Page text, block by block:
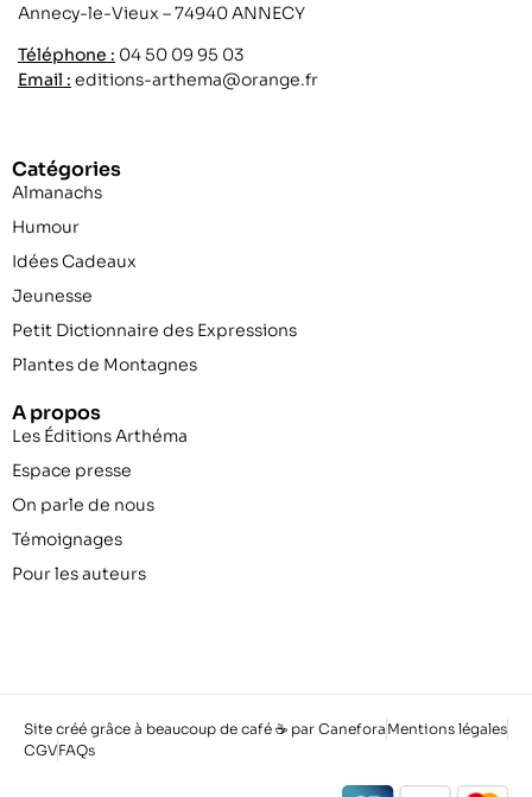
Annecy-le-Vieux – 74940 ANNECY
Téléphone : 04 50 09 95 03
Email : editions-arthema@orange.fr
Catégories
Almanachs
Humour
Idées Cadeaux
Jeunesse
Petit Dictionnaire des Expressions
Plantes de Montagnes
A propos
Les Éditions Arthéma
Espace presse
On parle de nous
Témoignages
Pour les auteurs
Site créé grâce à beaucoup de café ☕ par Canefora Mentions légales
CGVFAQs